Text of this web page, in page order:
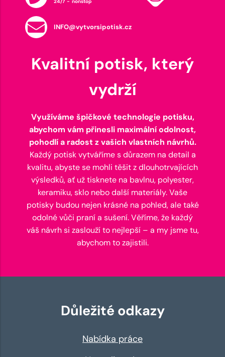
INFO@vytvorsipotisk.cz
Kvalitní potisk, který
vydrží
Využíváme špičkové technologie potisku,
abychom vám přinesli maximální odolnost,
pohodlí a radost z vašich vlastních návrhů.
Každý potisk vytváříme s důrazem na detail a
kvalitu, abyste se mohli těšit z dlouhotrvajících
výsledků, ať už tisknete na bavlnu, polyester,
keramiku, sklo nebo další materiály. Vaše
potisky budou nejen krásné na pohled, ale také
odolné vůči praní a sušení. Věříme, že každý
váš návrh si zaslouží to nejlepší – a my jsme tu,
abychom to zajistili.
Důležité odkazy
Nabídka práce